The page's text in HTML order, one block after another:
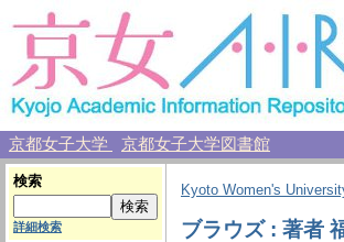
京都女子大学 京都女子大学図書館
検索
詳細検索
Kyoto Women's
ブラウズ : 著者